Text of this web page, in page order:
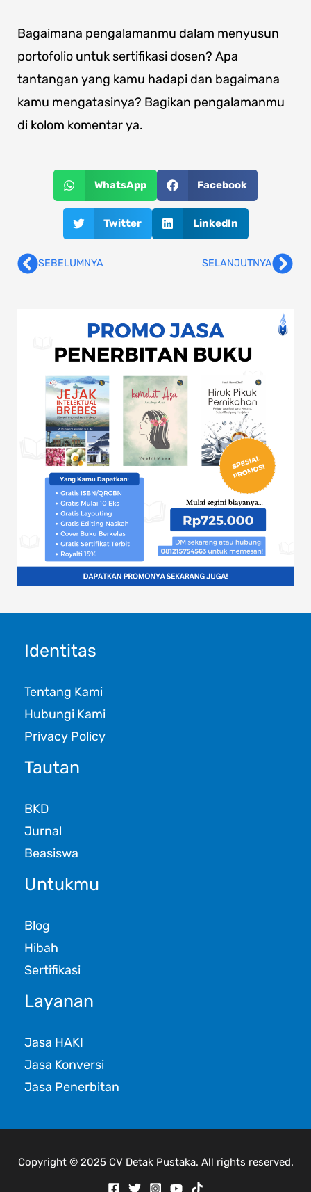
Bagaimana pengalamanmu dalam menyusun
portofolio untuk sertifikasi dosen? Apa
tantangan yang kamu hadapi dan bagaimana
kamu mengatasinya? Bagikan pengalamanmu
di kolom komentar ya.
WhatsApp Facebook
Twitter LinkedIn
PrevSEBELUMNYA SELANJUTNYA
Identitas
Tentang Kami
Hubungi Kami
Privacy Policy
Tautan
BKD
Jurnal
Beasiswa
Untukmu
Blog
Hibah
Sertifikasi
Layanan
Jasa HAKI
Jasa Konversi
Jasa Penerbitan
Copyright © 2025 CV Detak Pustaka. All rights reserved.